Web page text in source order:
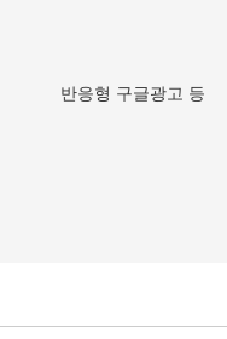
반응형 구글광고 등